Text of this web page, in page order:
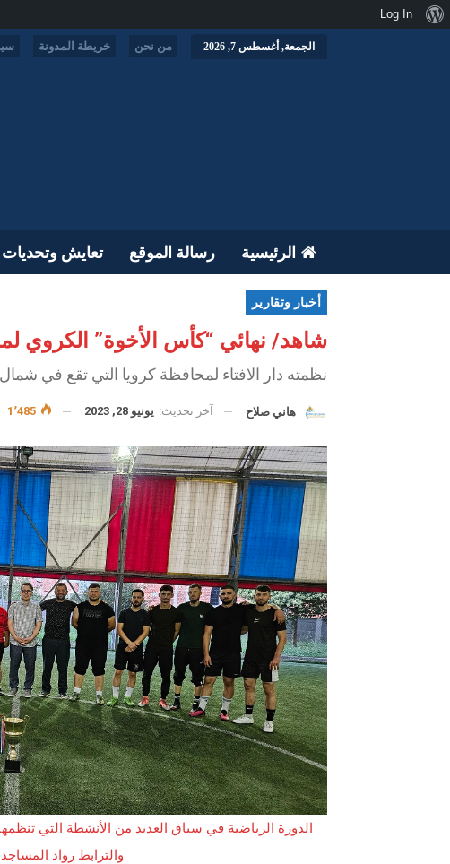
الجمعة, أغسطس 7, 2026 من نحن خريطة المدونة
الرئيسية رسالة الموقع تعايش وتحديات
أخبار وتقارير
شاهد/ نهائي “كأس الأخوة” الكروي
نظمته دار الافتاء لمحافظة كرويا التي تقع في شمال
هاني صلاح آخر تحديث: يونيو 28, 2023
الدورة الرياضية في سياق العديد من الأنشطة التي
والترابط رواد
نبذةLog In